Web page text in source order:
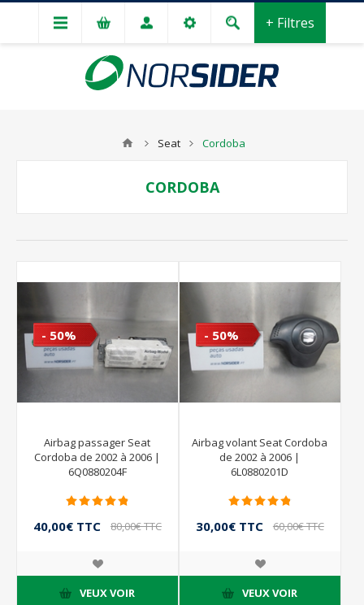
+ Filtres
Seat Cordoba
CORDOBA
- 50%
Airbag passager Seat
Cordoba de 2002 à 2006 |
6Q0880204F
40,00€ TTC 80,00€ TTC
VEUX VOIR
- 50%
Airbag volant Seat Cordoba
de 2002 à 2006 |
6L0880201D
30,00€ TTC 60,00€ TTC
VEUX VOIR